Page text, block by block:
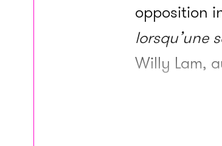
opposition
lorsqu’une
Willy Lam,